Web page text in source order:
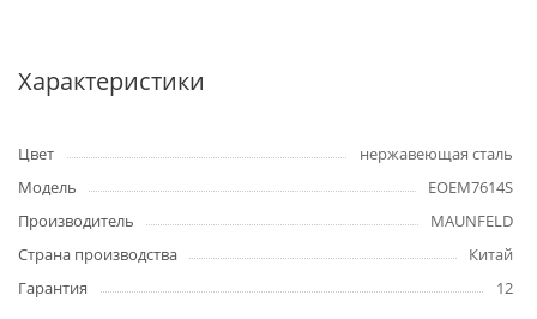
Характеристики
Цвет
нержавеющая сталь
Модель
EOEM7614S
Производитель
MAUNFELD
Страна производства
Китай
Гарантия
12